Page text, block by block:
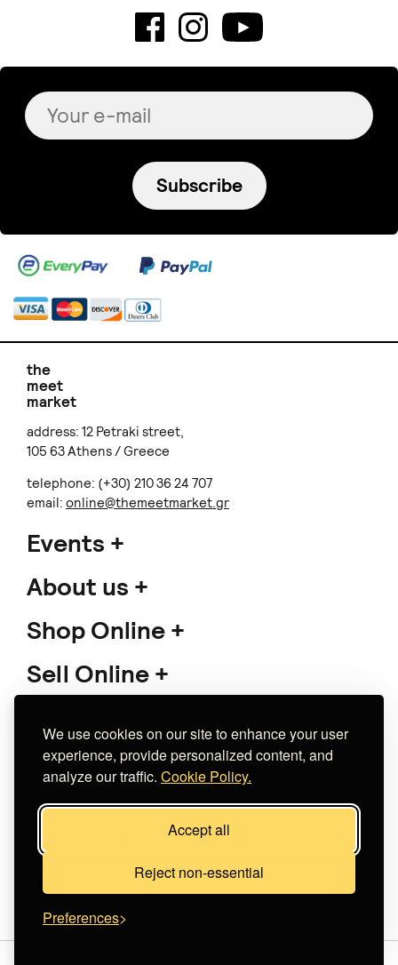
We use cookies on our site to enhance your user
experience, provide personalized content, and
analyze our traffic. Cookie Policy.
Accept all
Reject non-essential
Preferences
Subscribe
the
meet
market
address: 12 Petraki street,
105 63 Athens / Greece
telephone: (+30) 210 36 24 707
email: online@themeetmarket.gr
Events
About us
Shop Online
Sell Online
Κατασκευή eshop